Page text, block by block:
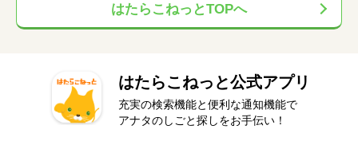
はたらこねっとTOPへ
はたらこねっと公式アプリ
充実の検索機能と便利な通知機能で
アナタのしごと探しをお手伝い！